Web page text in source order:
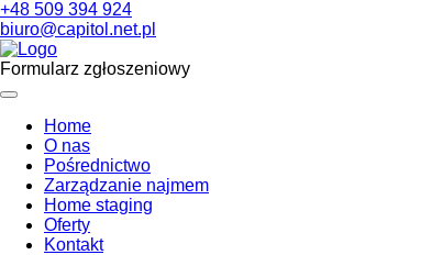
+48 509 394 924
biuro@capitol.net.pl
Formularz zgłoszeniowy
Home
O nas
Pośrednictwo
Zarządzanie najmem
Home staging
Oferty
Kontakt